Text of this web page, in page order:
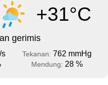
+31°C
gerimis
s Tekanan: 762 mmHg
Mendung: 28 %